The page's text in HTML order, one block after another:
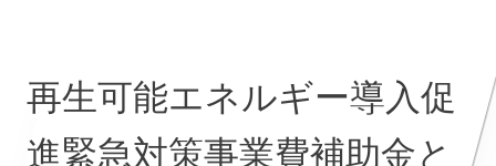
再生可能エネルギー導入促
進緊急対策事業費補助金と